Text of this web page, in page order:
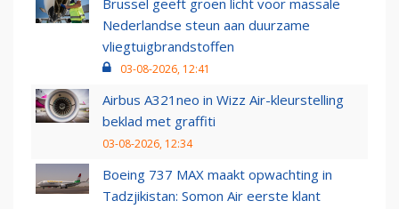
Brussel geeft groen licht voor massale
Nederlandse steun aan duurzame
vliegtuigbrandstoffen
03-08-2026, 12:41
Airbus A321neo in Wizz Air-kleurstelling
beklad met graffiti
03-08-2026, 12:34
Boeing 737 MAX maakt opwachting in
Tadzjikistan: Somon Air eerste klant